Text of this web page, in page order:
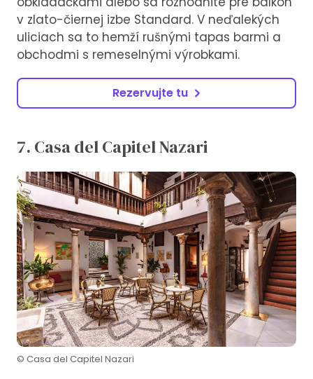
v zlato-čiernej izbe Standard. V neďalekých
uliciach sa to hemží rušnými tapas barmi a
obchodmi s remeselnými výrobkami.
Rezervujte tu
7. Casa del Capitel Nazari
© Casa del Capitel Nazari